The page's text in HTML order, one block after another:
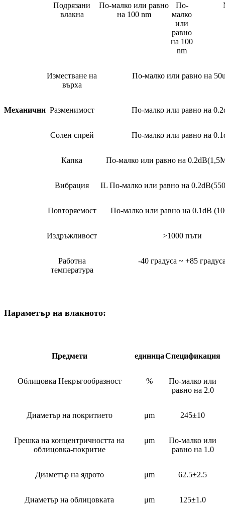
Подрязани
влакна
По-малко или равно
на 100 nm
По-
малко
или
равно
на 100
nm
Изместване на
върха
По-малко или равно на
Механични Разменимост По-малко или равно на
Солен спрей По-малко или равно на
Капка По-малко или равно на
Вибрация IL По-малко или равно на
Повторяемост По-малко или равно на 0.1dB
Издръжливост >1000 пъти
Работна
температура
-40 градуса ~ +85
Параметър на влакното:
Предмети единицаСпецификация
Облицовка Некръгообразност %
По-малко или
равно на 2.0
Диаметър на покритието μm 245±10
Грешка на концентричността на
облицовка-покритие
μm
По-малко или
равно на 1.0
Диаметър на ядрото μm 62.5±2.5
Диаметър на облицовката μm 125±1.0